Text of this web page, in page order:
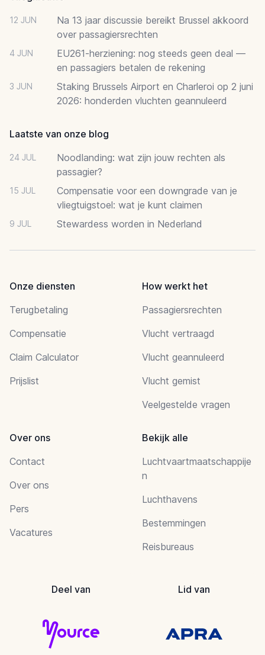
12 JUN
Na 13 jaar discussie bereikt Brussel akkoord
over passagiersrechten
4 JUN
EU261-herziening: nog steeds geen deal —
en passagiers betalen de rekening
3 JUN
Staking Brussels Airport en Charleroi op 2 juni
2026: honderden vluchten geannuleerd
Laatste van onze blog
24 JUL
Noodlanding: wat zijn jouw rechten als
passagier?
15 JUL
Compensatie voor een downgrade van je
vliegtuigstoel: wat je kunt claimen
9 JUL Stewardess worden in Nederland
Onze diensten
Terugbetaling
Compensatie
Claim Calculator
Prijslist
How werkt het
Passagiersrechten
Vlucht vertraagd
Vlucht geannuleerd
Vlucht gemist
Veelgestelde vragen
Over ons
Contact
Over ons
Pers
Vacatures
Bekijk alle
Luchtvaartmaatschappije
n
Luchthavens
Bestemmingen
Reisbureaus
Deel van Lid van